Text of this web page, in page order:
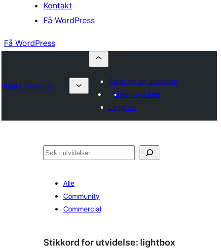
Kontakt
Få WordPress
Få WordPress
Plugin Directory
Send inn en utvidelse
Mine favoritter
Logg inn
Søk
Alle
Community
Commercial
Stikkord for utvidelse: lightbox